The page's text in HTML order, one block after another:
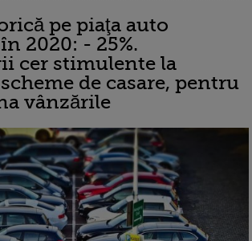
pe piaţa auto
2020: - 25%.
cer stimulente la
de casare, pentru
vânzările